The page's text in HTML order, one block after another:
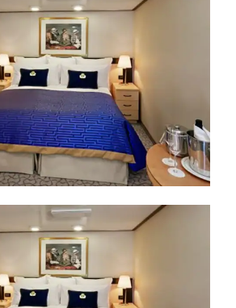
che offronopartenze da Civitavecchia
dalle meraviglie archeologiche di
offre molto ai turisti che possono
del centro storico ammirando le vetrine
Fontana di Vanvitelli. Da lì si può
o la Porta Livorno fino ad arrivare
Da non perdere l’antico Lazzaretto e la
romani.